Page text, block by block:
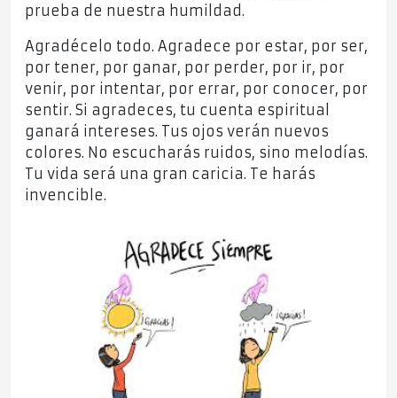
prueba de nuestra humildad.
Agradécelo todo. Agradece por estar, por ser,
por tener, por ganar, por perder, por ir, por
venir, por intentar, por errar, por conocer, por
sentir. Si agradeces, tu cuenta espiritual
ganará intereses. Tus ojos verán nuevos
colores. No escucharás ruidos, sino melodías.
Tu vida será una gran caricia. Te harás
invencible.